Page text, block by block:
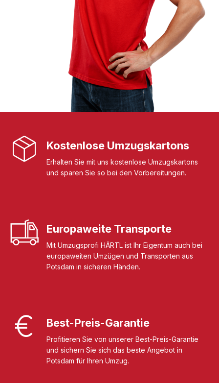
Kostenlose Umzugskartons
Erhalten Sie mit uns kostenlose Umzugskartons
und sparen Sie so bei den Vorbereitungen.
Europaweite Transporte
Mit Umzugsprofi HÄRTL ist Ihr Eigentum auch bei
europaweiten Umzügen und Transporten aus
Potsdam in sicheren Händen.
Best-Preis-Garantie
Profitieren Sie von unserer Best-Preis-Garantie
und sichern Sie sich das beste Angebot in
Potsdam für Ihren Umzug.